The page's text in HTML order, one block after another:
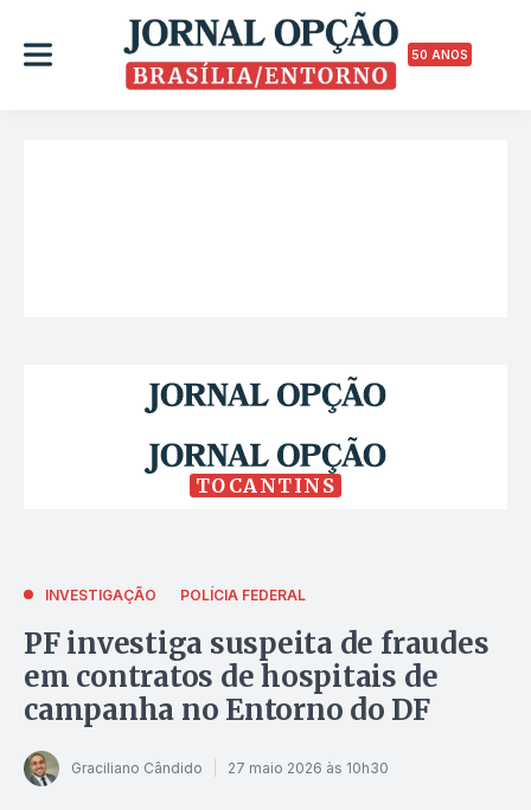
50 ANOS
TOCANTINS
INVESTIGAÇÃO POLÍCIA FEDERAL
PF investiga suspeita de fraudes
em contratos de hospitais de
campanha no Entorno do DF
Graciliano Cândido 27 maio 2026 às 10h30